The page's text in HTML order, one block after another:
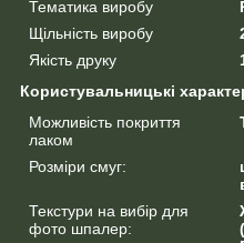
Тематика виробу
Щільність виробу
Якість друку
Користувальницькі
Можливість покриття
лаком
Розміри смуг:
Текстури на вибір для
фото шпалер: